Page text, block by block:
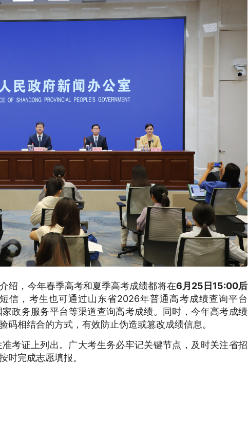
绍，今年春季高考和夏季高考成绩都将在6月25日15:00后
信，考生也可通过山东省2026年普通高考成绩查询平台
政务服务平台等渠道查询高考成绩。同时，今年高考成绩
相结合的方式，有效防止伪造或篡改成绩信息。
考证上列出。广大考生务必牢记关键节点，及时关注省招
时完成志愿填报。